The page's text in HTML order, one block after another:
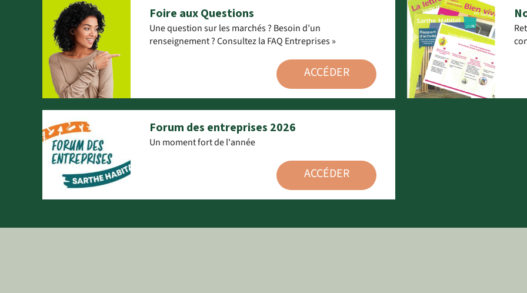
Foire aux Questions
Une question sur les marchés ? Besoin d’un
renseignement ? Consultez la FAQ Entreprises »
ACCÉDER
Forum des entreprises 2026
Un moment fort de l'année
ACCÉDER